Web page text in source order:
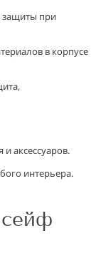
защиты при
в корпусе
аксессуаров.
интерьера.